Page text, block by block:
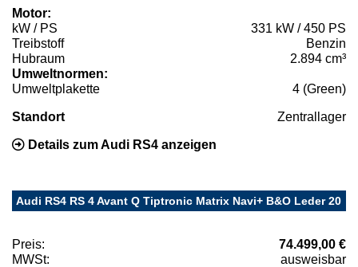
Motor:
kW / PS
331 kW / 450 PS
Treibstoff
Benzin
Hubraum
2.894 cm³
Umweltnormen:
Umweltplakette
4 (Green)
Standort Zentrallager
Details zum Audi RS4 anzeigen
Audi RS4 RS 4 Avant Q Tiptronic Matrix Navi+ B&O Leder 20
Preis:
74.499,00 €
MWSt:
ausweisbar